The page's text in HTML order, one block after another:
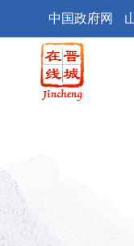
中国政府网